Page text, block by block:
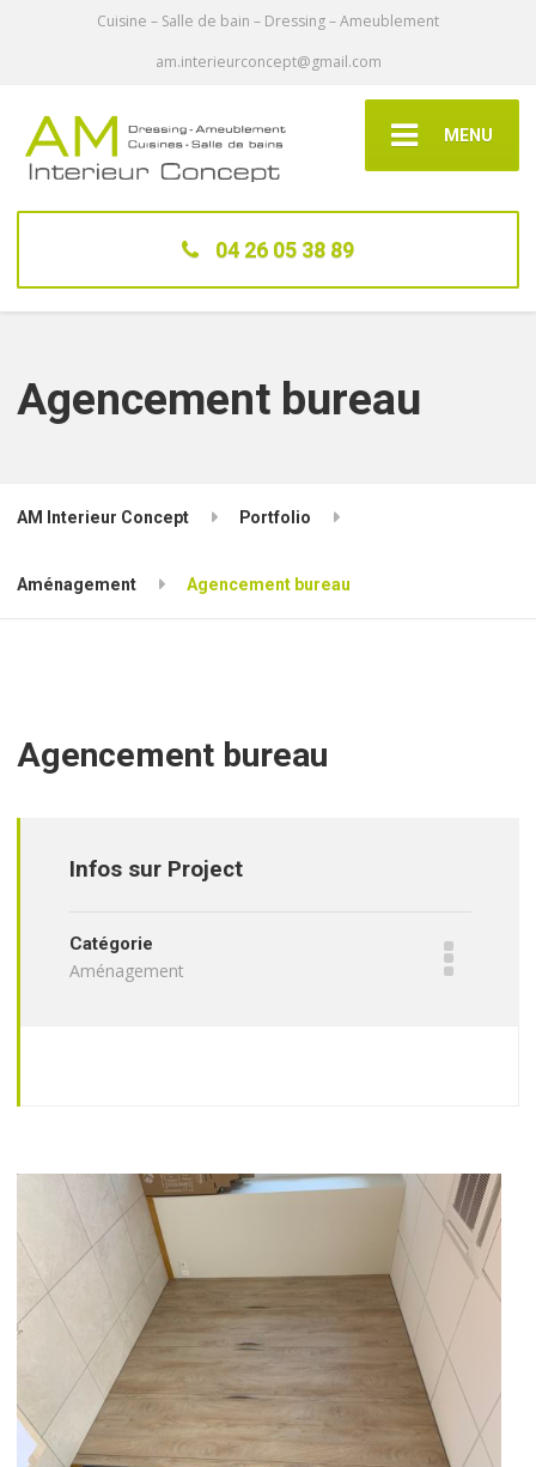
Cuisine – Salle de bain – Dressing – Ameublement
am.interieurconcept@gmail.com
MENU
04 26 05 38 89
Agencement bureau
AM Interieur Concept Portfolio
Aménagement Agencement bureau
Agencement bureau
Infos sur Project
Catégorie
Aménagement